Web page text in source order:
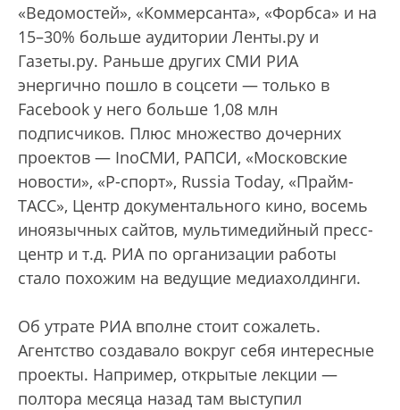
«Ведомостей», «Коммерсанта», «Форбса» и на
15–30% больше аудитории Ленты.ру и
Газеты.ру. Раньше других СМИ РИА
энергично пошло в соцсети — только в
Facebook у него больше 1,08 млн
подписчиков. Плюс множество дочерних
проектов — InoСМИ, РАПСИ, «Московские
новости», «Р-спорт», Russia Today, «Прайм-
ТАСС», Центр документального кино, восемь
иноязычных сайтов, мультимедийный пресс-
центр и т.д. РИА по организации работы
стало похожим на ведущие медиахолдинги.
Об утрате РИА вполне стоит сожалеть.
Агентство создавало вокруг себя интересные
проекты. Например, открытые лекции —
полтора месяца назад там выступил